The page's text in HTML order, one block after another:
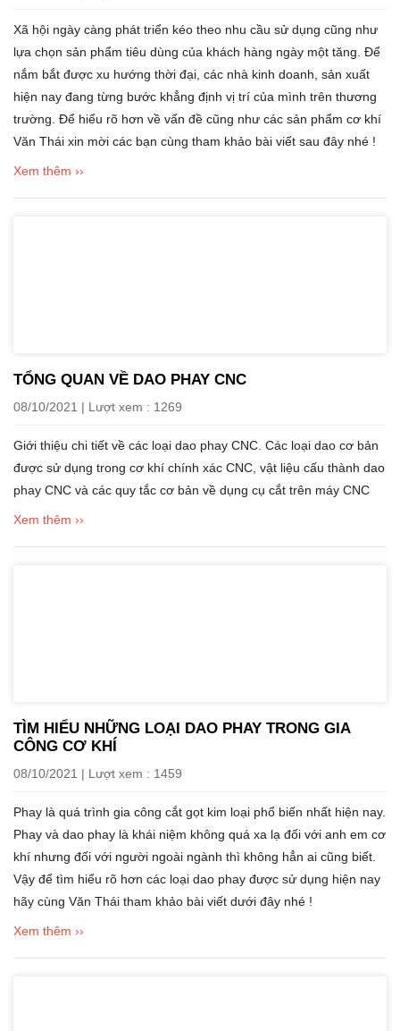
Xã hội ngày càng phát triển kéo theo nhu cầu sử dụng cũng như
lựa chọn sản phẩm tiêu dùng của khách hàng ngày một tăng. Để
nắm bắt được xu hướng thời đại, các nhà kinh doanh, sản xuất
hiện nay đang từng bước khẳng định vị trí của mình trên thương
trường. Để hiểu rõ hơn về vấn đề cũng như các sản phẩm cơ khí
Văn Thái xin mời các bạn cùng tham khảo bài viết sau đây nhé !
Xem thêm ››
TỔNG QUAN VỀ DAO PHAY CNC
08/10/2021 | Lượt xem : 1269
Giới thiệu chi tiết về các loại dao phay CNC. Các loại dao cơ bản
được sử dụng trong cơ khí chính xác CNC, vật liệu cấu thành dao
phay CNC và các quy tắc cơ bản về dụng cụ cắt trên máy CNC
Xem thêm ››
TÌM HIỂU NHỮNG LOẠI DAO PHAY TRONG GIA
CÔNG CƠ KHÍ
08/10/2021 | Lượt xem : 1459
Phay là quá trình gia công cắt gọt kim loại phổ biến nhất hiện nay.
Phay và dao phay là khái niệm không quá xa lạ đối với anh em cơ
khí nhưng đối với người ngoài ngành thì không hẳn ai cũng biết.
Vậy để tìm hiểu rõ hơn các loại dao phay được sử dụng hiện nay
hãy cùng Văn Thái tham khảo bài viết dưới đây nhé !
Xem thêm ››